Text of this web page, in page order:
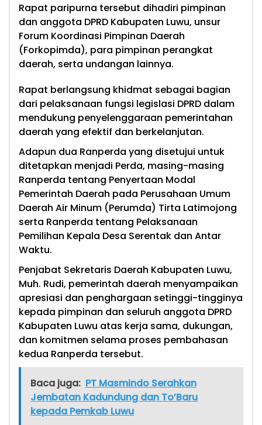
Rapat paripurna tersebut dihadiri pimpinan
dan anggota DPRD Kabupaten Luwu, unsur
Forum Koordinasi Pimpinan Daerah
(Forkopimda), para pimpinan perangkat
daerah, serta undangan lainnya.
Rapat berlangsung khidmat sebagai bagian
dari pelaksanaan fungsi legislasi DPRD dalam
mendukung penyelenggaraan pemerintahan
daerah yang efektif dan berkelanjutan.
Adapun dua Ranperda yang disetujui untuk
ditetapkan menjadi Perda, masing-masing
Ranperda tentang Penyertaan Modal
Pemerintah Daerah pada Perusahaan Umum
Daerah Air Minum (Perumda) Tirta Latimojong
serta Ranperda tentang Pelaksanaan
Pemilihan Kepala Desa Serentak dan Antar
Waktu.
Penjabat Sekretaris Daerah Kabupaten Luwu,
Muh. Rudi, pemerintah daerah menyampaikan
apresiasi dan penghargaan setinggi-tingginya
kepada pimpinan dan seluruh anggota DPRD
Kabupaten Luwu atas kerja sama, dukungan,
dan komitmen selama proses pembahasan
kedua Ranperda tersebut.
Baca juga: PT Masmindo Serahkan
Jembatan Kadundung dan To’Baru
kepada Pemkab Luwu